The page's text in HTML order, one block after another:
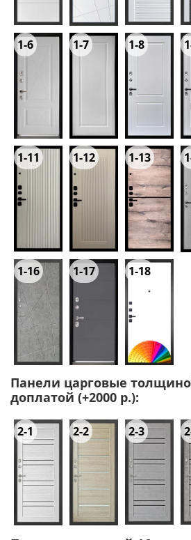
1-6 1-7 1-8
1-11 1-12 1-13
1-16 1-17 1-18
Панели царговые
доплатой (+2000 р.):
2-1 2-2 2-3